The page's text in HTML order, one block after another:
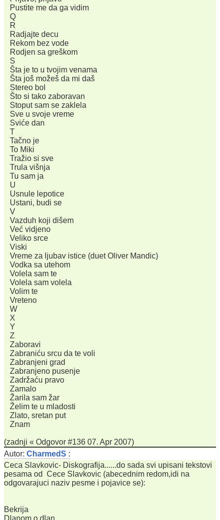
Pustite me da ga vidim
Q
R
Radjajte decu
Rekom bez vode
Rodjen sa greškom
S
Šta je to u tvojim venama
Šta još možeš da mi daš
Stereo bol
Što si tako zaboravan
Stoput sam se zaklela
Sve u svoje vreme
Sviće dan
T
Tačno je
To Miki
Tražio si sve
Trula višnja
Tu sam ja
U
Usnule lepotice
Ustani, budi se
V
Vazduh koji dišem
Već vidjeno
Veliko srce
Viski
Vreme za ljubav istice (duet Oliver Mandic)
Vodka sa utehom
Volela sam te
Volela sam volela
Volim te
Vreteno
W
X
Y
Z
Zaboravi
Zabraniću srcu da te voli
Zabranjeni grad
Zabranjeno pusenje
Zadržaću pravo
Zamalo
Žarila sam žar
Želim te u mladosti
Zlato, sretan put
Znam
(zadnji « Odgovor #136 07. Apr 2007)
Autor: CharmedS :
Ceca Slavkovic- Diskografija......do sada svi upisani tekstovi
pesama od Cece Slavkovic (abecednim redom,idi na
odgovarajuci naziv pesme i pojavice se):
Bekrija
Dlanom o dlan